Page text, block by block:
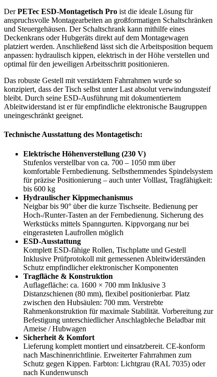
DerPETec ESD-Montagetisch Pro ist die ideale Lösung für
anspruchsvolle Montagearbeiten an großformatigen Schaltschränken
und Steuergehäusen. Der Schaltschrank kann mithilfe eines
Deckenkrans oder Hubgeräts direkt auf dem Montagewagen
platziert werden. Anschließend lässt sich die Arbeitsposition bequem
anpassen: hydraulisch kippen, elektrisch in der Höhe verstellen und
optimal für den jeweiligen Arbeitsschritt positionieren.
Das robuste Gestell mit verstärktem Fahrrahmen wurde so
konzipiert, dass der Tisch selbst unter Last absolut verwindungssteif
bleibt. Durch seine ESD-Ausführung mit dokumentiertem
Ableitwiderstand ist er für empfindliche elektronische Baugruppen
uneingeschränkt geeignet.
Technische Ausstattung des Montagetisch:
Elektrische Höhenverstellung (230 V)
Stufenlos verstellbar von ca. 700 – 1050 mm über
komfortable Fernbedienung. Selbsthemmendes Spindelsystem
für präzise Positionierung – auch unter Volllast, Tragfähigkeit:
bis 600 kg
Hydraulischer Kippmechanismus
Neigbar bis 90° über die kurze Tischseite. Bedienung per
Hoch-/Runter-Tasten an der Fernbedienung. Sicherung des
Werkstücks mittels Spanngurten. Kippvorgang nur bei
eingerasteten Laufrollen möglich
ESD-Ausstattung
Komplett ESD-fähige Rollen, Tischplatte und Gestell
Inklusive Prüfprotokoll mit gemessenen Ableitwiderständen
Schutz empfindlicher elektronischer Komponenten
Tragfläche & Konstruktion
Auflagefläche: ca. 1600 × 700 mm Inklusive 3
Distanzschienen (80 mm), flexibel positionierbar. Platz
zwischen den Hubsäulen: 700 mm. Verstrebte
Rahmenkonstruktion für maximale Stabilität. Vorbereitung zur
Befestigung unterschiedlicher Anschlagbleche Beladbar mit
Ameise / Hubwagen
Sicherheit & Komfort
Lieferung komplett montiert und einsatzbereit. CE-konform
nach Maschinenrichtlinie. Erweiterter Fahrrahmen zum
Schutz gegen Kippen. Farbton: Lichtgrau (RAL 7035) oder
nach Kundenwunsch